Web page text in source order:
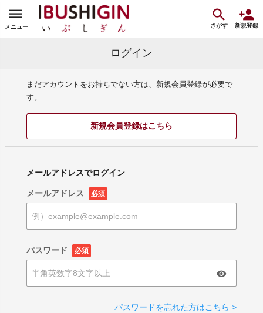
メニュー さがす 新規登録
ログイン
まだアカウントをお持ちでない方は、新規会員登録が必要で
す。
新規会員登録はこちら
メールアドレスでログイン
メールアドレス 必須
パスワード 必須
パスワードを忘れた方はこちら >